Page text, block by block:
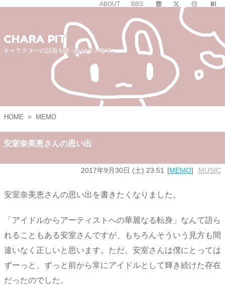
ABOUT BBS
CHARA PIT
キャラクターの話題を追っかけています。
HOME > MEMO
安室奈美恵さんの思い出
2017年9月30日 (土) 23:51 MEMO MUSIC
安室奈美恵さんの思い出を書きたくなりました。
「アイドルからアーティストへの華麗なる転身」なんて語ら
れることもある安室さんですが、もちろんそういう見方も間
違いなく正しいと思います。ただ、安室さんは僕にとっては
ずーっと、ずっと前から常にアイドルとして輝き続けた存在
だったのでした。